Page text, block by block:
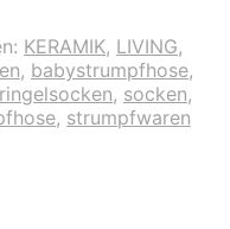
KERAMIK, LIVING,
, babystrumpfhose,
ringelsocken, socken,
, strumpfwaren